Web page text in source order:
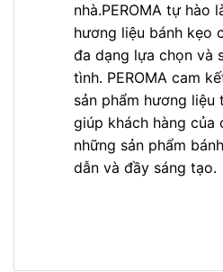
nhà.PEROMA tự hào
hương liệu bánh kẹo
đa dạng lựa chọn và
tình. PEROMA cam
sản phẩm hương
giúp khách hàng của
những sản phẩm
dẫn và đầy sáng tạo.